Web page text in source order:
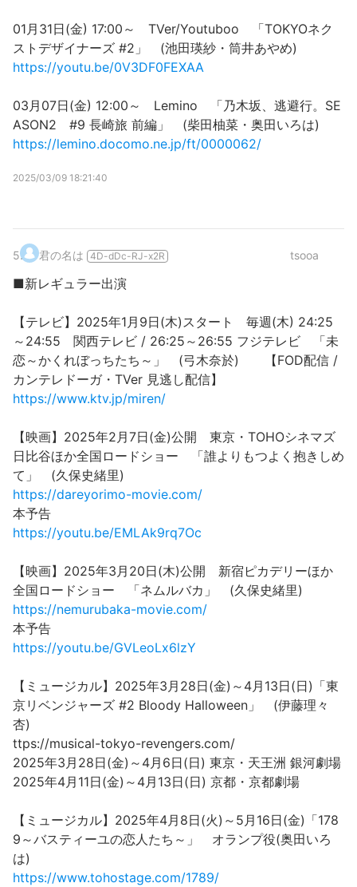
01月31日(金) 17:00～ TVer/Youtuboo 「TOKYOネク
ストデザイナーズ #2」 (池田瑛紗・筒井あやめ)
https://youtu.be/0V3DF0FEXAA
03月07日(金) 12:00～ Lemino 「乃木坂、逃避行。SE
ASON2 #9 長崎旅 前編」 (柴田柚菜・奥田いろは)
https://lemino.docomo.ne.jp/ft/0000062/
2025/03/09 18:21:40
5. 君の名は 4D-dDc-RJ-x2R tsooa
■新レギュラー出演
【テレビ】2025年1月9日(木)スタート 毎週(木) 24:25
～24:55 関西テレビ / 26:25～26:55 フジテレビ 「未
恋～かくれぼっちたち～」 (弓木奈於) 【FOD配信 /
カンテレドーガ・TVer 見逃し配信】
https://www.ktv.jp/miren/
【映画】2025年2月7日(金)公開 東京・TOHOシネマズ
日比谷ほか全国ロードショー 「誰よりもつよく抱きしめ
て」 (久保史緒里)
https://dareyorimo-movie.com/
本予告
https://youtu.be/EMLAk9rq7Oc
【映画】2025年3月20日(木)公開 新宿ピカデリーほか
全国ロードショー 「ネムルバカ」 (久保史緒里)
https://nemurubaka-movie.com/
本予告
https://youtu.be/GVLeoLx6lzY
【ミュージカル】2025年3月28日(金)～4月13日(日)「東
京リベンジャーズ #2 Bloody Halloween」 (伊藤理々
杏)
ttps://musical-tokyo-revengers.com/
2025年3月28日(金)～4月6日(日) 東京・天王洲 銀河劇場
2025年4月11日(金)～4月13日(日) 京都・京都劇場
【ミュージカル】2025年4月8日(火)～5月16日(金)「178
9～バスティーユの恋人たち～」 オランプ役(奥田いろ
は)
https://www.tohostage.com/1789/